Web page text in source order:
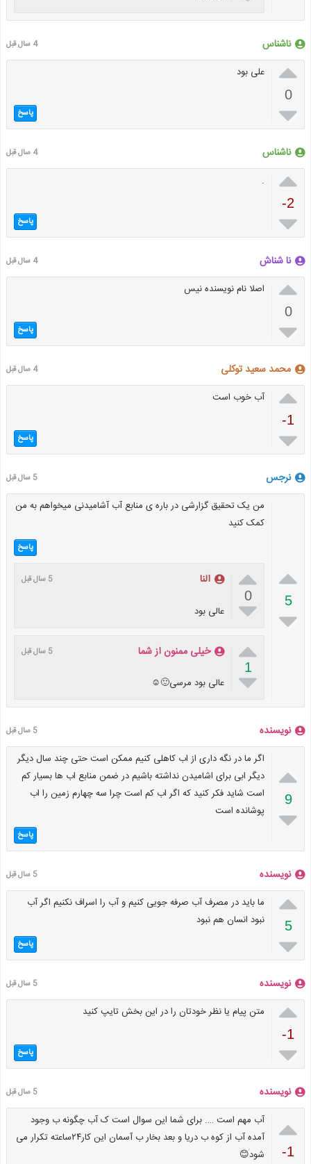
ناشناس 4 سال قبل

0

علی بود
پاسخ
ناشناس 4 سال قبل

-2

.
پاسخ
نا شناش 4 سال قبل

0

اصلا نام نویسنده نیس
پاسخ
محمد سعید توکلی 4 سال قبل

-1

آب خوب است
پاسخ
نرجس 5 سال قبل

5

من یک تحقیق گزارشی در باره ی منابع آب آشامیدنی میخواهم به من
کمک کنید
پاسخ

0

النا 5 سال قبل
عالی بود

1

خیلی ممنون از شما 5 سال قبل
عالی بود مرسی🙂☺️
نویسنده 5 سال قبل

9

اگر ما در نگه داری از اب کاهلی کنیم ممکن است حتی چند سال دیگر
دیگر ابی برای اشامیدن نداشته باشیم در ضمن منابع اب ها بسیار کم
است شاید فکر کنید که اگر اب کم است چرا سه چهارم زمین را اب
پوشانده است
پاسخ
نویسنده 5 سال قبل

5

ما باید در مصرف آب صرفه جویی کنیم و آب را اسراف نکنیم اگر آب
نبود انسان هم نبود
پاسخ
نویسنده 5 سال قبل

-1

متن پیام یا نظر خودتان را در این بخش تایپ کنید
پاسخ
نویسنده 5 سال قبل

-1
آب مهم است …. برای شما این سوال است ک آب چگونه ب وجود
آمده آب از کوه ب دریا و بعد بخار ب آسمان این کار۲۴ساعته تکرار می
شود😊